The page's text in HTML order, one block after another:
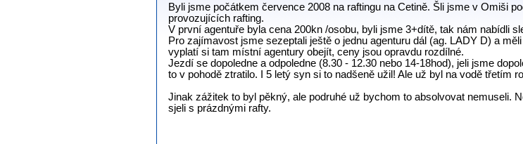
Byli jsme počátkem července 2008 na raftingu na Cetině. Šli jsme v Omiši
provozujících rafting.
V první agentuře byla cena 200kn /osobu, byli jsme 3+dítě, tak nám nabídli
Pro zajímavost jsme sezeptali ještě o jednu agenturu dál (ag. LADY D) a
vyplatí si tam místní agentury obejít, ceny jsou opravdu rozdílné.
Jezdí se dopoledne a odpoledne (8.30 - 12.30 nebo 14-18hod), jeli jsme
to v pohodě ztratilo. I 5 letý syn si to nadšeně užil! Ale už byl na vodě třetím
Jinak zážitek to byl pěkný, ale podruhé už bychom to absolvovat nemuseli.
sjeli s prázdnými rafty.